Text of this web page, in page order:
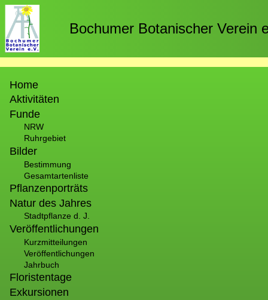
Direkt
zum
Inhalt
Bochumer Botanischer Verein
Home
Aktivitäten
Funde
NRW
Ruhrgebiet
Bilder
Bestimmung
Gesamtartenliste
Pflanzenporträts
Natur des Jahres
Stadtpflanze d. J.
Veröffentlichungen
Kurzmitteilungen
Veröffentlichungen
Jahrbuch
Floristentage
Exkursionen